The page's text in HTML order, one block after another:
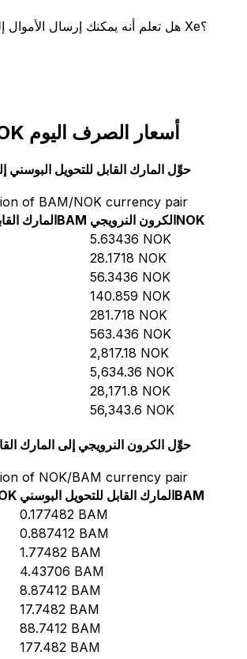
هل تعلم أنه يمكنك إرسال الأموال إلى الخارج باستخدام Xe؟
BAM إلى NOK أسعار الصرف اليوم
حوِّل المارك القابل للتحويل البوسني
of BAM/NOK currency pair
الماركBAM الكرون النرويجيNOK
5.63436 NOK
28.1718 NOK
56.3436 NOK
140.859 NOK
281.718 NOK
563.436 NOK
2,817.18 NOK
5,634.36 NOK
28,171.8 NOK
56,343.6 NOK
حوِّل الكرون النرويجي إلى المارك
of NOK/BAM currency pair
المارك القابل للتحويل البوسنيBAM
0.177482 BAM
0.887412 BAM
1.77482 BAM
4.43706 BAM
8.87412 BAM
17.7482 BAM
88.7412 BAM
177.482 BAM